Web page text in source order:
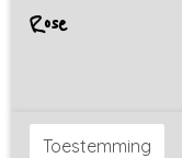
Rose
Toestemming